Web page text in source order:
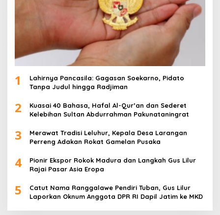
1
Lahirnya Pancasila: Gagasan Soekarno, Pidato
Tanpa Judul hingga Radjiman
2
Kuasai 40 Bahasa, Hafal Al-Qur’an dan Sederet
Kelebihan Sultan Abdurrahman Pakunataningrat
3
Merawat Tradisi Leluhur, Kepala Desa Larangan
Perreng Adakan Rokat Gamelan Pusaka
4
Pionir Ekspor Rokok Madura dan Langkah Gus Lilur
Rajai Pasar Asia Eropa
5
Catut Nama Ranggalawe Pendiri Tuban, Gus Lilur
Laporkan Oknum Anggota DPR RI Dapil Jatim ke MKD